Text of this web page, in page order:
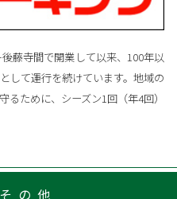
藤寺間で開業して以来、100年以
して運行を続けています。地域の
ために、シーズン1回（年4回）
の他